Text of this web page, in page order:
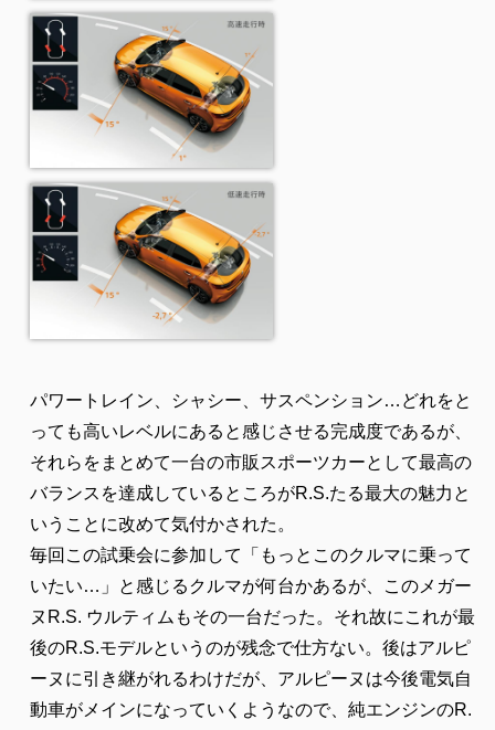
パワートレイン、シャシー、サスペンション…どれをと
っても高いレベルにあると感じさせる完成度であるが、
それらをまとめて一台の市販スポーツカーとして最高の
バランスを達成しているところがR.S.たる最大の魅力と
いうことに改めて気付かされた。
毎回この試乗会に参加して「もっとこのクルマに乗って
いたい…」と感じるクルマが何台かあるが、このメガー
ヌR.S. ウルティムもその一台だった。それ故にこれが最
後のR.S.モデルというのが残念で仕方ない。後はアルピ
ーヌに引き継がれるわけだが、アルピーヌは今後電気自
動車がメインになっていくようなので、純エンジンのR.